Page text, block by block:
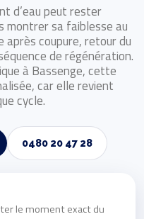
d’eau peut rester
montrer sa faiblesse au
coupure, retour du
de régénération.
à Bassenge, cette
car elle revient
cycle.
0480 20 47 28
le moment exact du